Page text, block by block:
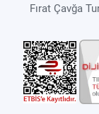
Fırat Çavğa